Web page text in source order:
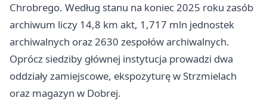
Chrobrego. Według stanu na koniec 2025 roku zasób
archiwum liczy 14,8 km akt, 1,717 mln jednostek
archiwalnych oraz 2630 zespołów archiwalnych.
Oprócz siedziby głównej instytucja prowadzi dwa
oddziały zamiejscowe, ekspozyturę w Strzmielach
oraz magazyn w Dobrej.